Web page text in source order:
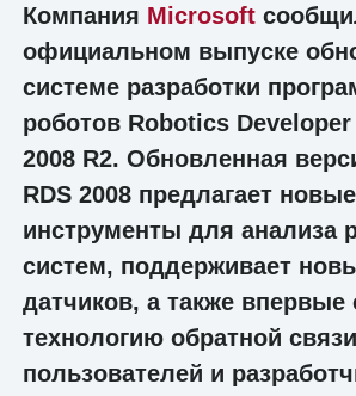
Компания Microsoft
официальном выпуске
системе разработки
роботов Robotics
2008 R2. Обновленная
RDS 2008 предлагает новые
инструменты для анализа
систем, поддерживает
датчиков, а также впервые
технологию обратной связи
пользователей и